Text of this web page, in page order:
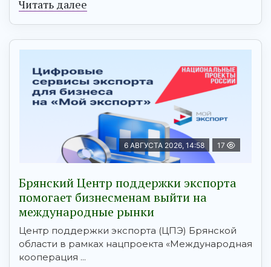
Читать далее
6 АВГУСТА 2026, 14:58 17
Брянский Центр поддержки экспорта
помогает бизнесменам выйти на
международные рынки
Центр поддержки экспорта (ЦПЭ) Брянской
области в рамках нацпроекта «Международная
кооперация ...